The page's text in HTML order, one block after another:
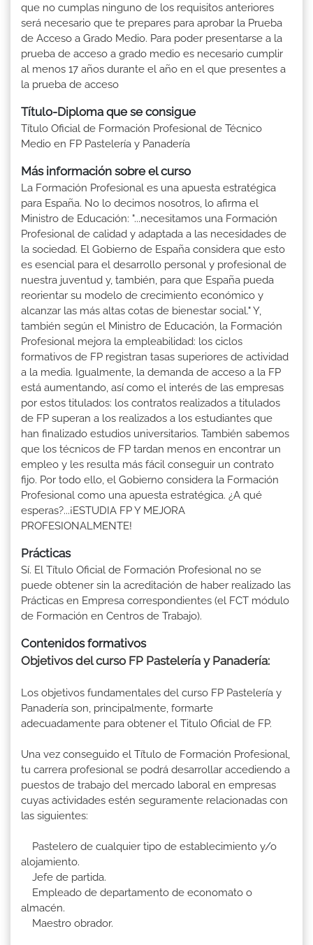
que no cumplas ninguno de los requisitos anteriores
será necesario que te prepares para aprobar la Prueba
de Acceso a Grado Medio. Para poder presentarse a la
prueba de acceso a grado medio es necesario cumplir
al menos 17 años durante el año en el que presentes a
la prueba de acceso
Título-Diploma que se consigue
Título Oficial de Formación Profesional de Técnico
Medio en FP Pastelería y Panadería
Más información sobre el curso
La Formación Profesional es una apuesta estratégica
para España. No lo decimos nosotros, lo afirma el
Ministro de Educación: "...necesitamos una Formación
Profesional de calidad y adaptada a las necesidades de
la sociedad. El Gobierno de España considera que esto
es esencial para el desarrollo personal y profesional de
nuestra juventud y, también, para que España pueda
reorientar su modelo de crecimiento económico y
alcanzar las más altas cotas de bienestar social." Y,
también según el Ministro de Educación, la Formación
Profesional mejora la empleabilidad: los ciclos
formativos de FP registran tasas superiores de actividad
a la media. Igualmente, la demanda de acceso a la FP
está aumentando, así como el interés de las empresas
por estos titulados: los contratos realizados a titulados
de FP superan a los realizados a los estudiantes que
han finalizado estudios universitarios. También sabemos
que los técnicos de FP tardan menos en encontrar un
empleo y les resulta más fácil conseguir un contrato
fijo. Por todo ello, el Gobierno considera la Formación
Profesional como una apuesta estratégica. ¿A qué
esperas?...¡ESTUDIA FP Y MEJORA
PROFESIONALMENTE!
Prácticas
Sí. El Título Oficial de Formación Profesional no se
puede obtener sin la acreditación de haber realizado las
Prácticas en Empresa correspondientes (el FCT módulo
de Formación en Centros de Trabajo).
Contenidos formativos
Objetivos del curso FP Pastelería y Panadería:
Los objetivos fundamentales del curso FP Pastelería y
Panadería son, principalmente, formarte
adecuadamente para obtener el Titulo Oficial de FP.
Una vez conseguido el Título de Formación Profesional,
tu carrera profesional se podrá desarrollar accediendo a
puestos de trabajo del mercado laboral en empresas
cuyas actividades estén seguramente relacionadas con
las siguientes:
Pastelero de cualquier tipo de establecimiento y/o
alojamiento.
Jefe de partida.
Empleado de departamento de economato o
almacén.
Maestro obrador.